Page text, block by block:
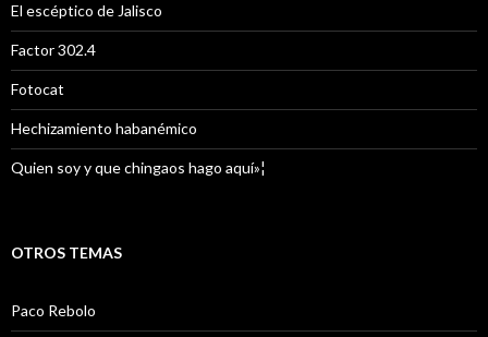
El escéptico de Jalisco
Factor 302.4
Fotocat
Hechizamiento habanémico
Quien soy y que chingaos hago aquí»¦
OTROS TEMAS
Paco Rebolo